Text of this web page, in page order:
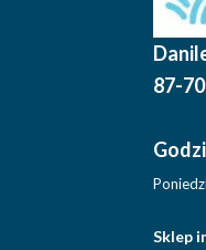
87-
Sklep